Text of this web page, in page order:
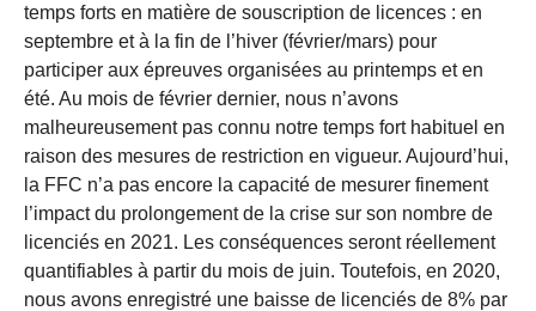
temps forts en matière de souscription de licences : en
septembre et à la fin de l’hiver (février/mars) pour
participer aux épreuves organisées au printemps et en
été. Au mois de février dernier, nous n’avons
malheureusement pas connu notre temps fort habituel en
raison des mesures de restriction en vigueur. Aujourd’hui,
la FFC n’a pas encore la capacité de mesurer finement
l’impact du prolongement de la crise sur son nombre de
licenciés en 2021. Les conséquences seront réellement
quantifiables à partir du mois de juin. Toutefois, en 2020,
nous avons enregistré une baisse de licenciés de 8% par